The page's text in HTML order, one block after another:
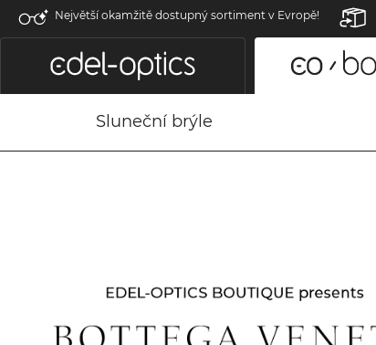
Největší okamžitě dostupný sortiment v Evropě!
Sluneční brýle